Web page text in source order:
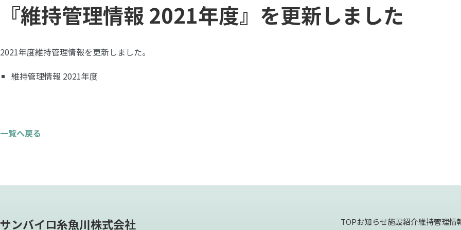
『維持管理情報 2021年度』を更新しました
2021年度維持管理情報を更新しました。
維持管理情報 2021年度
一覧へ戻る
サンバイロ糸魚川株式会社 TOPお知らせ施設紹介維持管理情